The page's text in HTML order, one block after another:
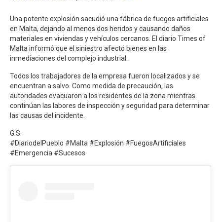
Una potente explosión sacudió una fábrica de fuegos artificiales
en Malta, dejando al menos dos heridos y causando daños
materiales en viviendas y vehículos cercanos. El diario Times of
Malta informó que el siniestro afectó bienes en las
inmediaciones del complejo industrial.
Todos los trabajadores de la empresa fueron localizados y se
encuentran a salvo. Como medida de precaución, las
autoridades evacuaron a los residentes de la zona mientras
continúan las labores de inspección y seguridad para determinar
las causas del incidente.
G.S.
#DiariodelPueblo #Malta #Explosión #FuegosArtificiales
#Emergencia #Sucesos